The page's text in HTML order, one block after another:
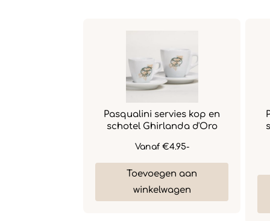
Pasqualini servies kop en
schotel Ghirlanda d'Oro
Vanaf €4.95-
Toevoegen aan
winkelwagen